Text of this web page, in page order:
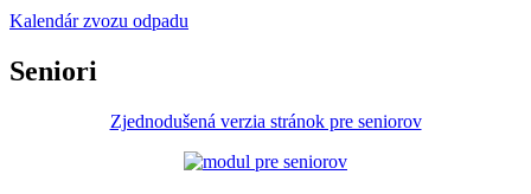
Kalendár zvozu odpadu
Seniori
Zjednodušená verzia stránok pre seniorov